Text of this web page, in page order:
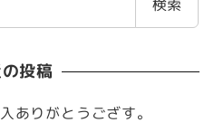
検索
投稿
りがとうござす。